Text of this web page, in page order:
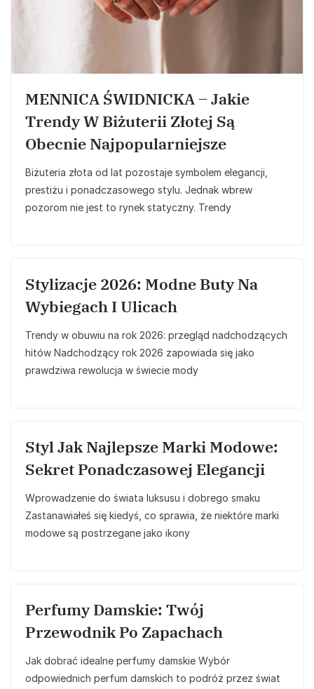
MENNICA ŚWIDNICKA – Jakie
Trendy W Biżuterii Złotej Są
Obecnie Najpopularniejsze
Biżuteria złota od lat pozostaje symbolem elegancji,
prestiżu i ponadczasowego stylu. Jednak wbrew
pozorom nie jest to rynek statyczny. Trendy
Stylizacje 2026: Modne Buty Na
Wybiegach I Ulicach
Trendy w obuwiu na rok 2026: przegląd nadchodzących
hitów Nadchodzący rok 2026 zapowiada się jako
prawdziwa rewolucja w świecie mody
Styl Jak Najlepsze Marki Modowe:
Sekret Ponadczasowej Elegancji
Wprowadzenie do świata luksusu i dobrego smaku
Zastanawiałeś się kiedyś, co sprawia, że niektóre marki
modowe są postrzegane jako ikony
Perfumy Damskie: Twój
Przewodnik Po Zapachach
Jak dobrać idealne perfumy damskie Wybór
odpowiednich perfum damskich to podróż przez świat